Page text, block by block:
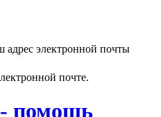
адрес электронной почты
почте.